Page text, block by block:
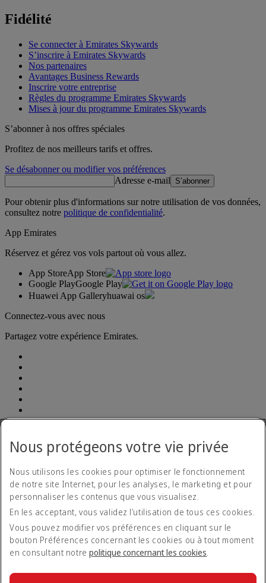
Fidélité
Se connecter à Emirates Skywards
S’inscrire à Emirates Skywards
Nos partenaires
Avantages Business Rewards
Inscrire votre entreprise
Règles du programme Emirates Skywards
Mises à jour du programme Emirates Skywards
S’abonner à nos offres spéciales
Profitez de nos meilleurs tarifs et offres.
Se désabonner ou modifier vos préférences
Adresse e-mail
S’abonner
Pour obtenir plus d'informations sur notre utilisation de vos données,
consultez notre politique de confidentialité.
App Emirates
Réservez et gérez vos vols partout où vous allez.
App StoreApp Store
Google PlayGoogle Play
Huawei App Galleryhuawai os
Connectez-vous avec nous
Partagez votre expérience Emirates.
Déclaration d'accessibilité
Plan d’accessibilité et procédure pour les commentaires 2026-
2026-2029 Opens an external link in a new tab
Formulaire de retour concernant l’accessibilité
Nous contacter
Politique de confidentialité
Conditions générales
Politique en matière de cookies
Cyber-sécurité
Déclaration de transparence vis-à-vis de la loi sur l’esclavage
moderne
Nous protégeons votre vie privée
Nous utilisons les cookies pour optimiser le fonctionnement
de notre site Internet, pour les analyses, le marketing et pour
personnaliser les contenus que vous visualisez.
En les acceptant, vous validez l’utilisation de tous ces cookies.
Vous pouvez modifier vos préférences en cliquant sur le
bouton Préférences concernant les cookies ou à tout moment
en consultant notrepolitique concernant les cookies.